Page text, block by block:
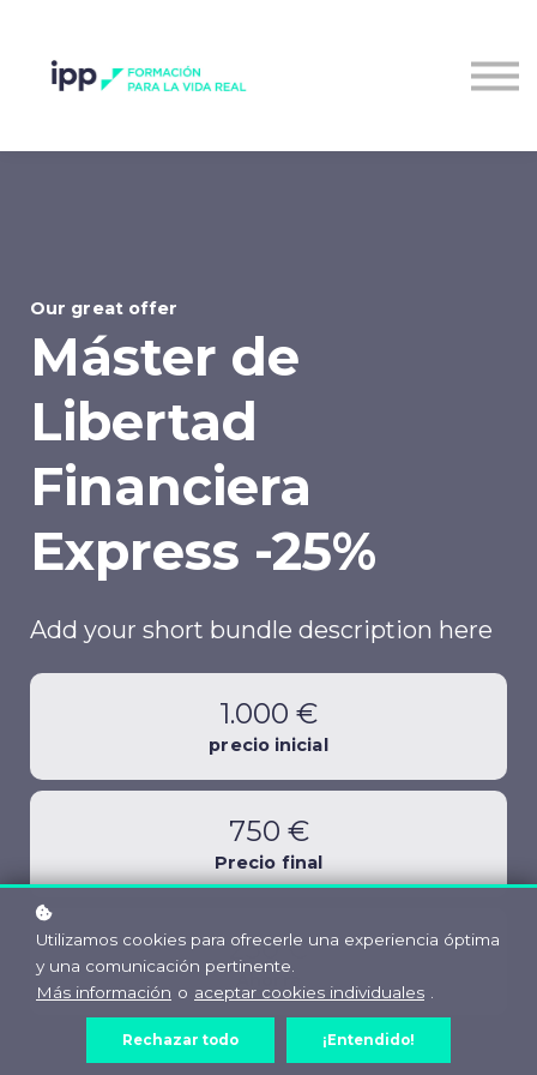
Our great offer
Máster de
Libertad
Financiera
Express -25%
Add your short bundle description here
1.000 €
precio inicial
750 €
Precio final
250 €
Utilizamos cookies para ofrecerle una experiencia óptima
y una comunicación pertinente.
Más información o aceptar cookies individuales
Rechazar todo ¡Entendido!